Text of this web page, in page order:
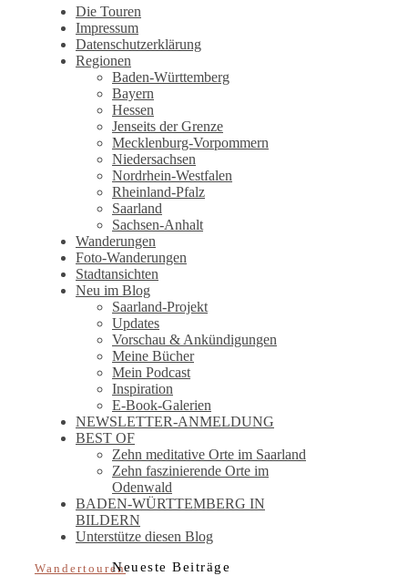
Wandertagebuch von Torsten
Wirschum
Die Touren
Impressum
Datenschutzerklärung
Regionen
Baden-Württemberg
Bayern
Hessen
Jenseits der Grenze
Mecklenburg-Vorpommern
Niedersachsen
Nordrhein-Westfalen
Rheinland-Pfalz
Saarland
Sachsen-Anhalt
Wanderungen
Foto-Wanderungen
Stadtansichten
Neu im Blog
Saarland-Projekt
Updates
Vorschau & Ankündigungen
Meine Bücher
Mein Podcast
Inspiration
E-Book-Galerien
NEWSLETTER-ANMELDUNG
BEST OF
Zehn meditative Orte im Saarland
Zehn faszinierende Orte im
Odenwald
BADEN-WÜRTTEMBERG IN
BILDERN
Unterstütze diesen Blog
WandertourenNeueste Beiträge